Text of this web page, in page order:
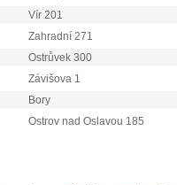
Vír 201
Zahradní 271
Ostrůvek 300
Závišova 1
Bory
Ostrov nad Oslavou 185